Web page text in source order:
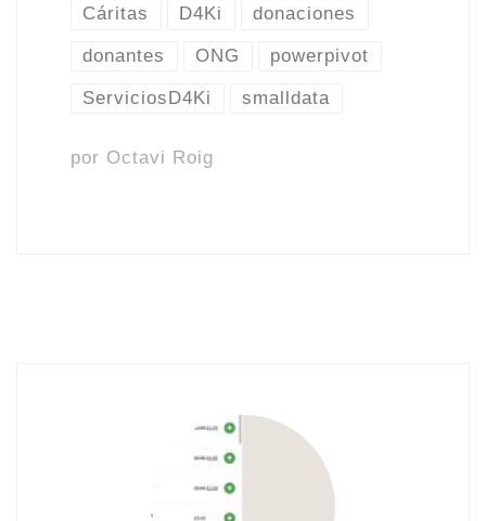
Cáritas D4Ki donaciones
donantes ONG powerpivot
ServiciosD4Ki smalldata
por Octavi Roig